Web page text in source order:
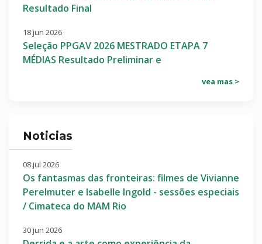
Resultado Final
18 jun 2026
Seleção PPGAV 2026 MESTRADO ETAPA 7
MÉDIAS Resultado Preliminar e
vea mas >
Noticias
08 jul 2026
Os fantasmas das fronteiras: filmes de Vivianne
Perelmuter e Isabelle Ingold - sessões especiais
/ Cimateca do MAM Rio
30 jun 2026